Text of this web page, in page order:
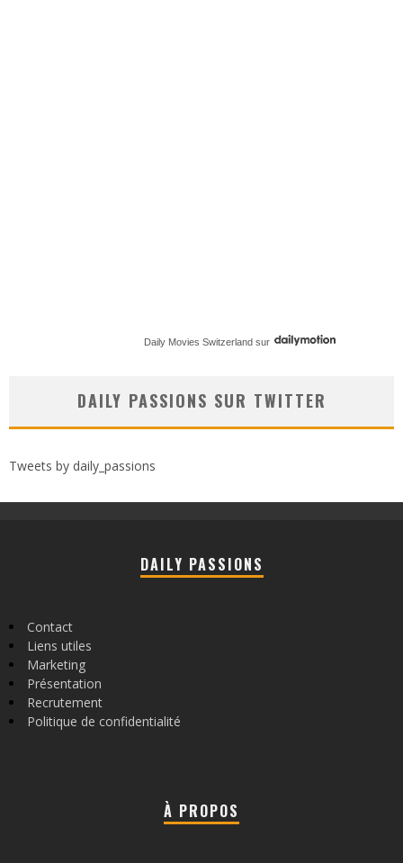
Daily Movies Switzerland sur
DAILY PASSIONS SUR TWITTER
Tweets by daily_passions
DAILY PASSIONS
Contact
Liens utiles
Marketing
Présentation
Recrutement
Politique de confidentialité
À PROPOS